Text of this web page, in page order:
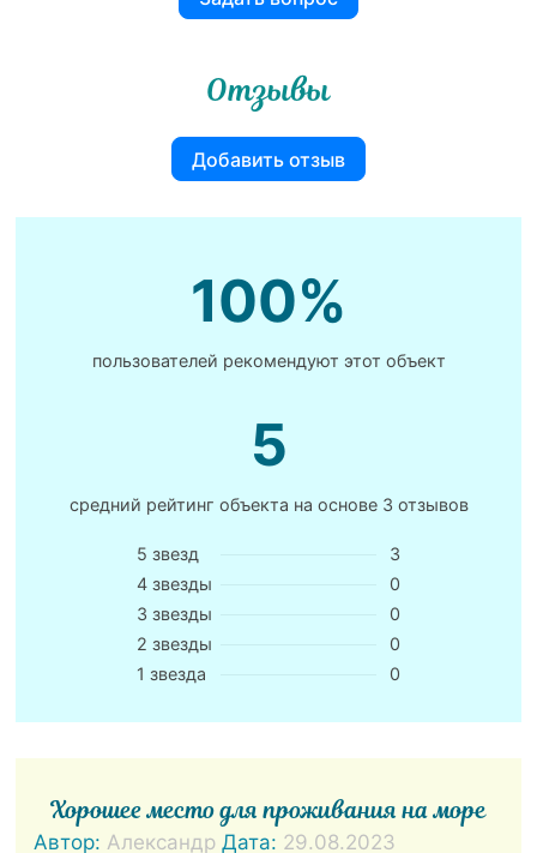
Отзывы
Добавить отзыв
100%
пользователей рекомендуют этот объект
5
средний рейтинг объекта на основе 3 отзывов
5 звезд
3
4 звезды
0
3 звезды
0
2 звезды
0
1 звезда
0
Хорошее место для проживания на море
Автор:Александр Дата: 29.08.2023